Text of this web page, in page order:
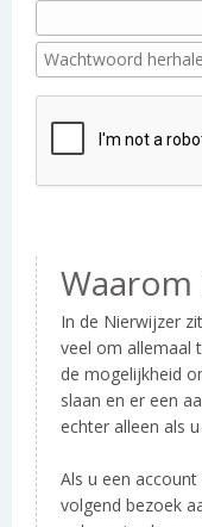
Waarom
In de Nierwijzer
veel om allemaal
de mogelijkheid
slaan en er een
echter alleen als
Als u een
volgend bezoek